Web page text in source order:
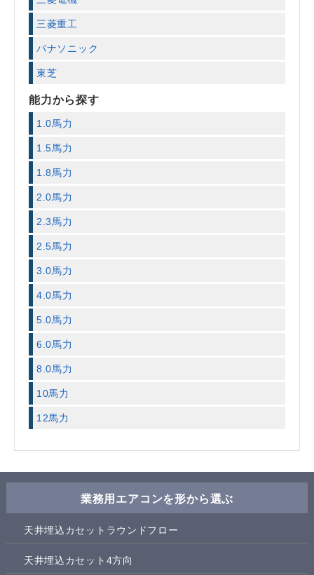
三菱重工
パナソニック
東芝
能力から探す
1.0馬力
1.5馬力
1.8馬力
2.0馬力
2.3馬力
2.5馬力
3.0馬力
4.0馬力
5.0馬力
6.0馬力
8.0馬力
10馬力
12馬力
業務用エアコンを形から選ぶ
天井埋込カセットラウンドフロー
天井埋込カセット4方向